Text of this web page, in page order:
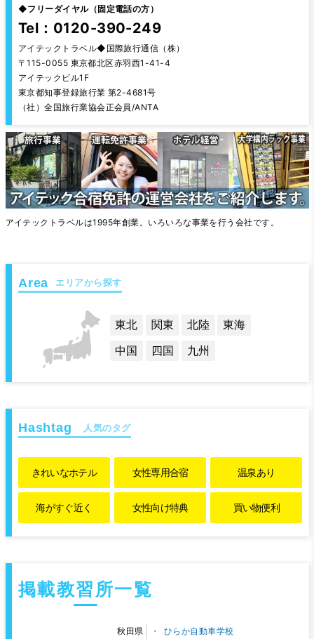
◆フリーダイヤル（固定電話の方）
Tel：0120-390-249
アイテックトラベル◆国際旅行通信（株）
〒115-0055 東京都北区赤羽西1-41-4
アイテックビル1F
東京都知事登録旅行業 第2-4681号
（社）全国旅行業協会正会員/ANTA
アイテックトラベルは1995年創業。いろいろな事業を行う会社です。
エリアから探す
東北 関東 北陸
東海
中国
四国 九州
人気のタグ
きれいなホテル 女性専用合宿 温泉あり
海がすぐ近く 女性向け特典 買い物便利
掲載教習所一覧
秋田県 ひらか自動車学校